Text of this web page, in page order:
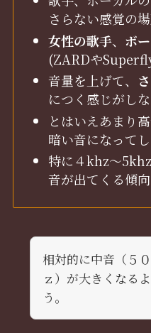
さらない感覚の
女性の歌手、 ボ
(ZARDや
音量を上げて、
につく感じがし
とはいえあまり
暗い音になって
特に４khz～
音が出てくる傾
相対的に中音（５
ｚ）が大きくなる
う。